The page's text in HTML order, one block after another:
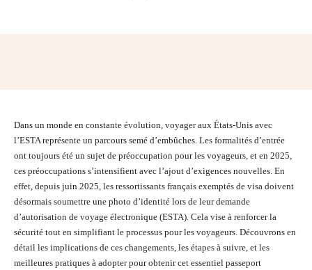
Dans un monde en constante évolution, voyager aux États-Unis avec
l’ESTA représente un parcours semé d’embûches. Les formalités d’entrée
ont toujours été un sujet de préoccupation pour les voyageurs, et en 2025,
ces préoccupations s’intensifient avec l’ajout d’exigences nouvelles. En
effet, depuis juin 2025, les ressortissants français exemptés de visa doivent
désormais soumettre une photo d’identité lors de leur demande
d’autorisation de voyage électronique (ESTA). Cela vise à renforcer la
sécurité tout en simplifiant le processus pour les voyageurs. Découvrons en
détail les implications de ces changements, les étapes à suivre, et les
meilleures pratiques à adopter pour obtenir cet essentiel passeport